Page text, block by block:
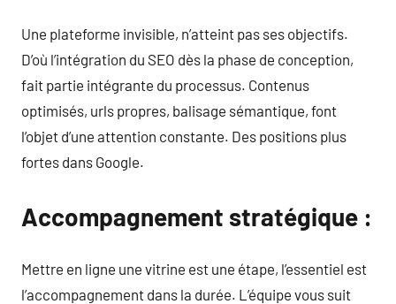
Une plateforme invisible, n’atteint pas ses objectifs.
D’où l’intégration du SEO dès la phase de conception,
fait partie intégrante du processus. Contenus
optimisés, urls propres, balisage sémantique, font
l’objet d’une attention constante. Des positions plus
fortes dans Google.
Accompagnement stratégique :
Mettre en ligne une vitrine est une étape, l’essentiel est
l’accompagnement dans la durée. L’équipe vous suit